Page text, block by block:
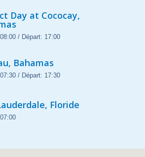
Day at Cococay,
/ Départ: 17:00
Bahamas
/ Départ: 17:30
Floride